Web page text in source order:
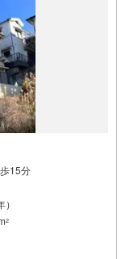
15分
2